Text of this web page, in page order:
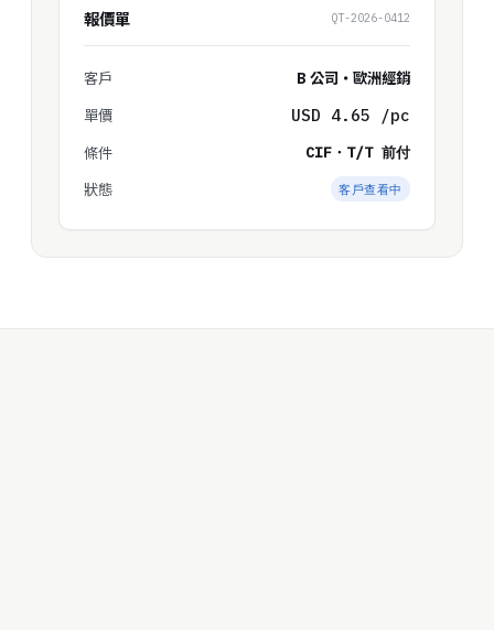
報價單 QT-2026-0412
客戶
B 公司・歐洲經銷
單價
USD 4.65 /pc
條件
CIF・T/T 前付
狀態 客戶查看中